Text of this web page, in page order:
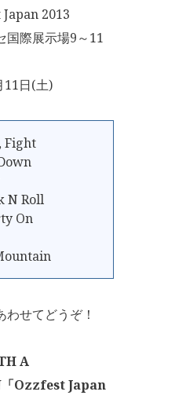
2013
国際展示場9～11
11日(土)
Fight
N Roll
On
わせてどうぞ！
A
Ozzfest Japan